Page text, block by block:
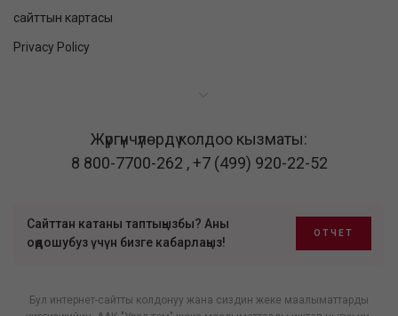
сайттын картасы
Privacy Policy
Жүргүнчүлөрдү колдоо кызматы:
8 800-7700-262 ,+7 (499) 920-22-52
Сайттан катаны таптыңызбы? Аны
оңдошубуз үчүн бизге кабарлаңыз!
ОТЧЕТ
Бул интернет-сайтты колдонуу жана сиздин жеке маалыматтарды